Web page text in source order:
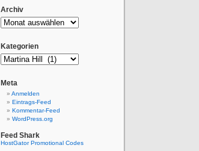
Archiv
Kategorien
Meta
Anmelden
Eintrags-Feed
Kommentar-Feed
WordPress.org
Feed Shark
HostGator Promotional Codes